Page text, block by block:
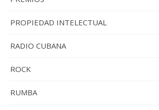
PROPIEDAD INTELECTUAL
RADIO CUBANA
ROCK
RUMBA